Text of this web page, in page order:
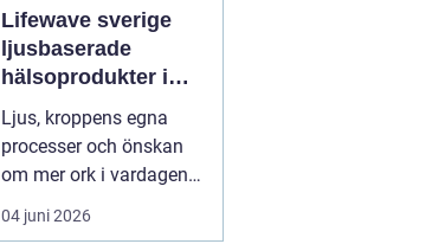
Lifewave sverige
ljusbaserade
hälsoprodukter i
fokus
Ljus, kroppens egna
processer och önskan
om mer ork i vardagen
möts i ett växande
intresse för fototerapi
04 juni 2026